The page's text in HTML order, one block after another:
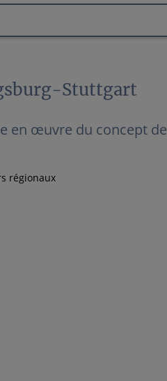
Stuttgart
en œuvre du concept de
régionaux